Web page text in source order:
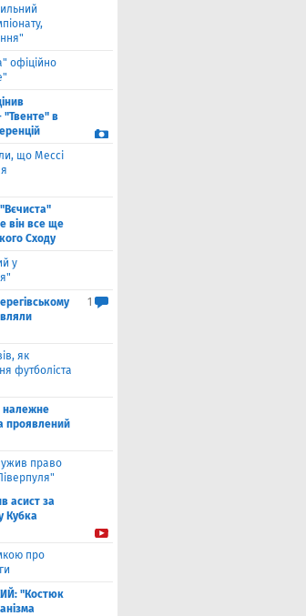
офіційно
"Твенте" в
що Мессі
він все ще
Сходу
у
1
як
футболіста
належне
проявлений
право
асист за
Кубка
про
"Костюк